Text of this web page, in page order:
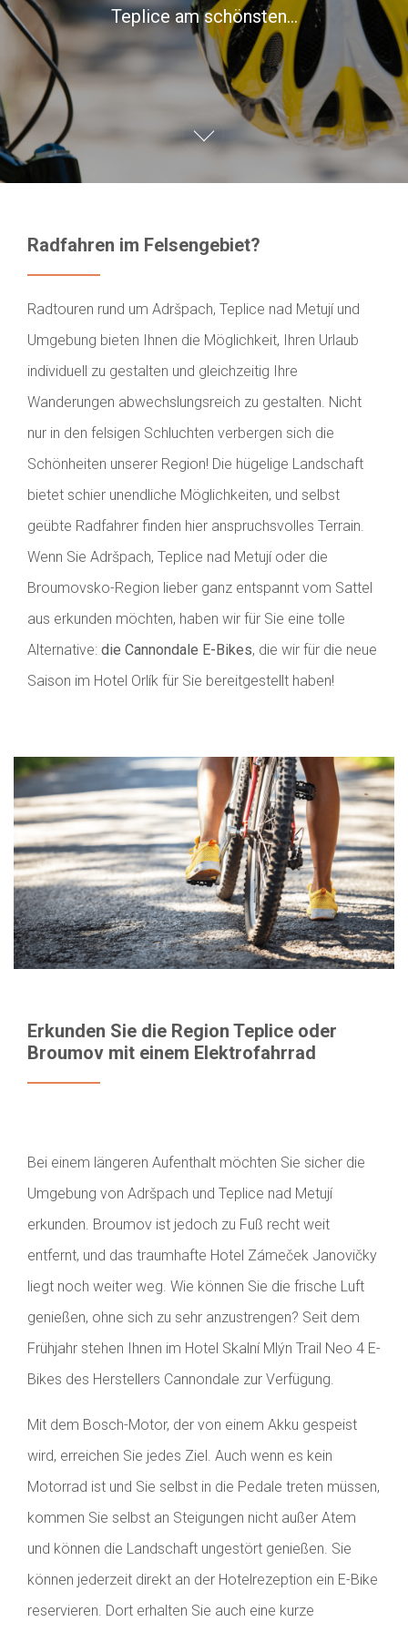
Teplice am schönsten…
Radfahren im Felsengebiet?
Radtouren rund um Adršpach, Teplice nad Metují und
Umgebung bieten Ihnen die Möglichkeit, Ihren Urlaub
individuell zu gestalten und gleichzeitig Ihre
Wanderungen abwechslungsreich zu gestalten. Nicht
nur in den felsigen Schluchten verbergen sich die
Schönheiten unserer Region! Die hügelige Landschaft
bietet schier unendliche Möglichkeiten, und selbst
geübte Radfahrer finden hier anspruchsvolles Terrain.
Wenn Sie Adršpach, Teplice nad Metují oder die
Broumovsko-Region lieber ganz entspannt vom Sattel
aus erkunden möchten, haben wir für Sie eine tolle
Alternative: die Cannondale E-Bikes, die wir für die neue
Saison im Hotel Orlík für Sie bereitgestellt haben!
Erkunden Sie die Region Teplice oder
Broumov mit einem Elektrofahrrad
Bei einem längeren Aufenthalt möchten Sie sicher die
Umgebung von Adršpach und Teplice nad Metují
erkunden. Broumov ist jedoch zu Fuß recht weit
entfernt, und das traumhafte Hotel Zámeček Janovičky
liegt noch weiter weg. Wie können Sie die frische Luft
genießen, ohne sich zu sehr anzustrengen? Seit dem
Frühjahr stehen Ihnen im Hotel Skalní Mlýn Trail Neo 4 E-
Bikes des Herstellers Cannondale zur Verfügung.
Mit dem Bosch-Motor, der von einem Akku gespeist
wird, erreichen Sie jedes Ziel. Auch wenn es kein
Motorrad ist und Sie selbst in die Pedale treten müssen,
kommen Sie selbst an Steigungen nicht außer Atem
und können die Landschaft ungestört genießen. Sie
können jederzeit direkt an der Hotelrezeption ein E-Bike
reservieren. Dort erhalten Sie auch eine kurze